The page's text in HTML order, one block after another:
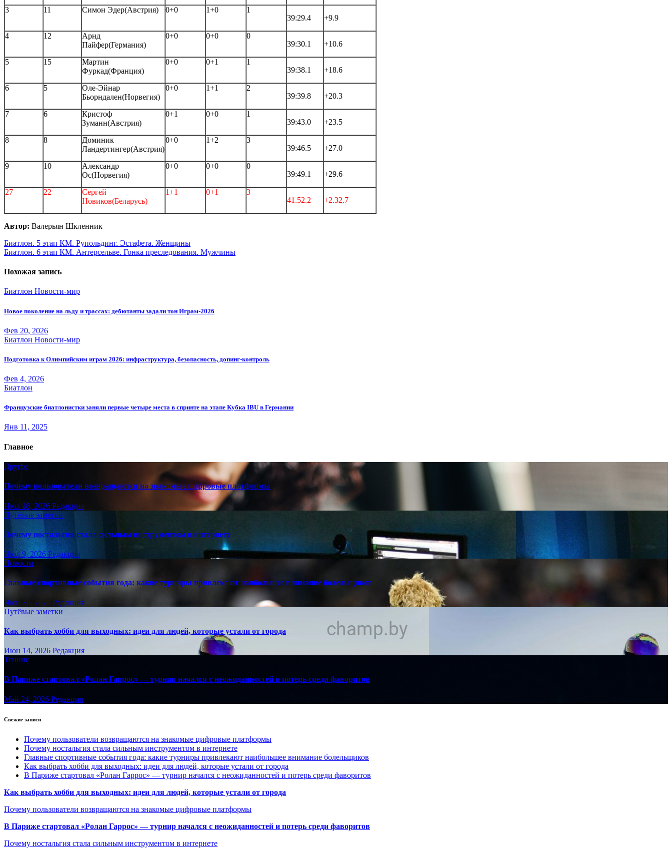
3 11 Симон Эдер(Австрия) 0+0 1+0
1
39:29.4
+9.9
4 12
Арнд
Пайфер(Германия)
0+0 0+0
0
39:30.1
+10.6
5 15
Мартин
Фуркад(Франция)
0+0 0+1
1
39:38.1
+18.6
6 5
Оле-Эйнар
Бьорндален(Норвегия)
0+0 1+1
2
39:39.8
+20.3
7 6
Кристоф
Зуманн(Австрия)
0+1 0+0
1
39:43.0
+23.5
8 8
Доминик
Ландертингер(Австрия)
0+0 1+2
3
39:46.5
+27.0
9 10
Александр
Ос(Норвегия)
0+0 0+0
0
39:49.1
+29.6
27 22
Сергей
Новиков(Беларусь)
1+1 0+1
3
41.52.2
+2.32.7
Автор: Валерьян Шкленник
Навигация
по
записям
Биатлон. 5 этап КМ. Рупольдинг. Эстафета. Женщины
Биатлон. 6 этап КМ. Антерсельве. Гонка преследования. Мужчины
Похожая запись
Биатлон Новости-мир
Новое поколение на льду и трассах: дебютанты задали тон Играм-2026
Фев 20, 2026
Биатлон Новости-мир
Подготовка к Олимпийским играм 2026: инфраструктура, безопасность, допинг-контроль
Фев 4, 2026
Биатлон
Французские биатлонистки заняли первые четыре места в спринте на этапе Кубка IBU в Германии
Янв 11, 2025
Главное
Другое
Почему пользователи возвращаются на знакомые цифровые платформы
Июл 18, 2026 Редакция
Путёвые заметки
Почему ностальгия стала сильным инструментом в интернете
Июл 9, 2026 Редакция
Новости
Главные спортивные события года: какие турниры привлекают наибольшее внимание болельщиков
Июн 30, 2026 Редакция
Путёвые заметки
Как выбрать хобби для выходных: идеи для людей, которые устали от города
Июн 14, 2026 Редакция
Теннис
В Париже стартовал «Ролан Гаррос» — турнир начался с неожиданностей и потерь среди фаворитов
Май 24, 2026 Редакция
Свежие записи
Почему пользователи возвращаются на знакомые цифровые платформы
Почему ностальгия стала сильным инструментом в интернете
Главные спортивные события года: какие турниры привлекают наибольшее внимание болельщиков
Как выбрать хобби для выходных: идеи для людей, которые устали от города
В Париже стартовал «Ролан Гаррос» — турнир начался с неожиданностей и потерь среди фаворитов
Как выбрать хобби для выходных: идеи для людей, которые устали от города
Почему пользователи возвращаются на знакомые цифровые платформы
В Париже стартовал «Ролан Гаррос» — турнир начался с неожиданностей и потерь среди фаворитов
Почему ностальгия стала сильным инструментом в интернете